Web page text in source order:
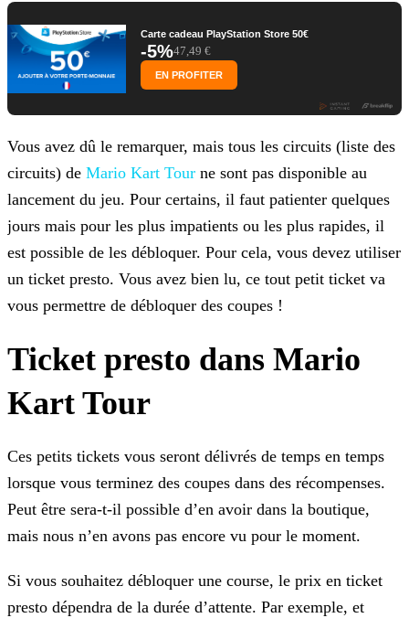
Carte cadeau PlayStation Store 50€
-5%47,49 €
EN PROFITER
Vous avez dû le remarquer, mais tous les circuits (liste des
circuits) de Mario Kart Tour ne sont pas disponible au
lancement du jeu. Pour certains, il faut patienter quelques
jours mais pour les plus impatients ou les plus rapides, il
est possible de les débloquer. Pour cela, vous devez utiliser
un ticket presto. Vous avez bien lu, ce tout petit ticket va
vous permettre de débloquer des coupes !
Ticket presto dans Mario
Kart Tour
Ces petits tickets vous seront délivrés de temps en temps
lorsque vous terminez des coupes dans des récompenses.
Peut être sera-t-il possible d’en avoir dans la boutique,
mais nous n’en avons pas encore vu pour le moment.
Si vous souhaitez débloquer une course, le prix en ticket
presto dépendra de la durée d’attente. Par exemple, et